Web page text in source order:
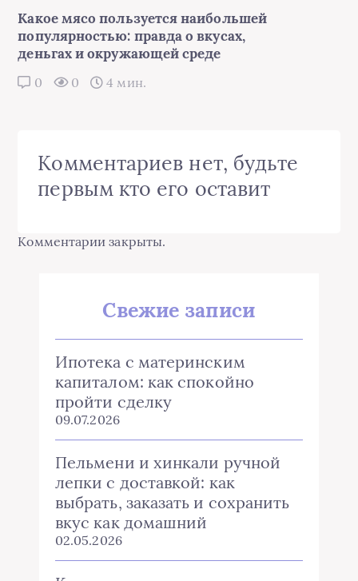
Какое мясо пользуется наибольшей
популярностью: правда о вкусах,
деньгах и окружающей среде
0 0 4 мин.
Комментариев нет, будьте
первым кто его оставит
Комментарии закрыты.
Свежие записи
Ипотека с материнским
капиталом: как спокойно
пройти сделку
09.07.2026
Пельмени и хинкали ручной
лепки с доставкой: как
выбрать, заказать и сохранить
вкус как домашний
02.05.2026